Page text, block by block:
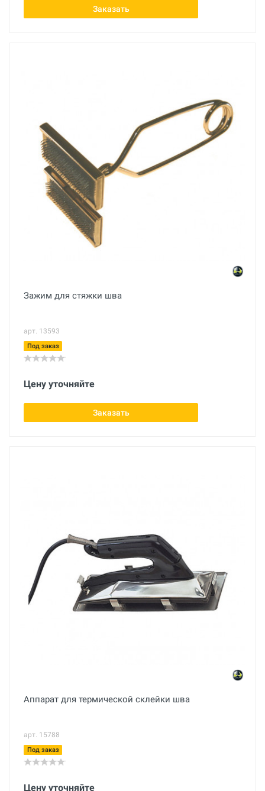
Заказать
Зажим для стяжки шва
арт. 13593
Под заказ
Цену уточняйте
Заказать
Аппарат для термической склейки шва
арт. 15788
Под заказ
Цену уточняйте